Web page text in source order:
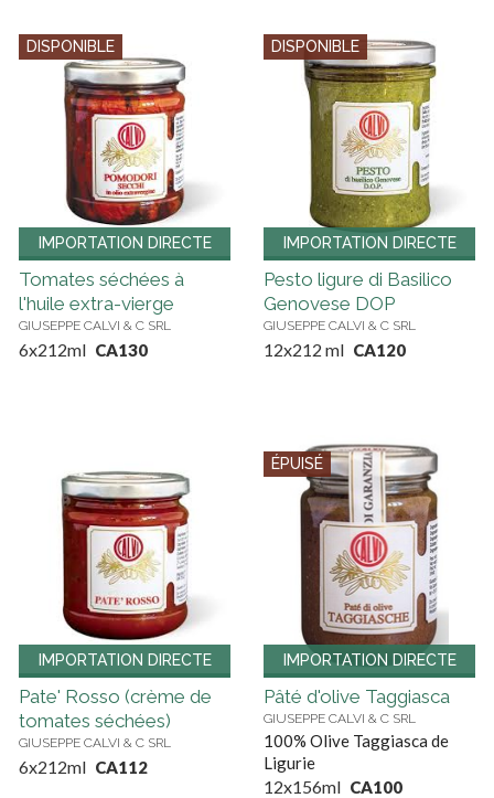
IMPORTATION DIRECTE
DISPONIBLE
Tomates séchées à
l'huile extra-vierge
GIUSEPPE CALVI & C SRL
6x212ml CA130
IMPORTATION DIRECTE
DISPONIBLE
Pesto ligure di Basilico
Genovese DOP
GIUSEPPE CALVI & C SRL
12x212 ml CA120
IMPORTATION DIRECTE
Pate' Rosso (crème de
tomates séchées)
GIUSEPPE CALVI & C SRL
6x212ml CA112
IMPORTATION DIRECTE
ÉPUISÉ
Pâté d'olive Taggiasca
GIUSEPPE CALVI & C SRL
100% Olive Taggiasca de
Ligurie
12x156ml CA100